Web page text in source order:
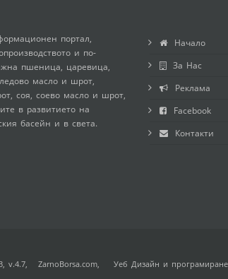
портал,
и по-
пшеница, царевица,
масло и шрот,
соя, соево масло и шрот,
в развитието на
басейн и в света.
Начало
За Нас
Реклама
Facebook
Контакти
v.4.7, ZarnoBorsa.com, Уеб Дизайн и